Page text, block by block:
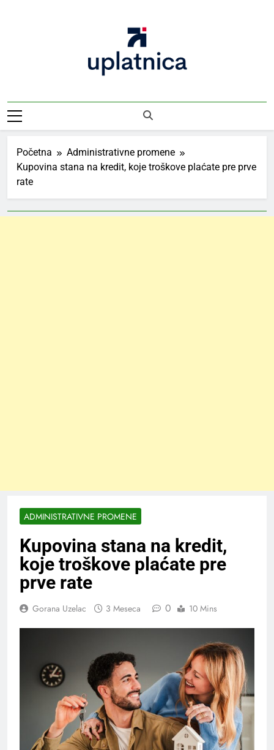
Uplatnica
Početna
Administrativne promene
Kupovina stana na kredit, koje troškove plaćate pre prve
rate
ADMINISTRATIVNE PROMENE
Kupovina stana na kredit,
koje troškove plaćate pre
prve rate
Gorana Uzelac 3 Meseca 0 10 Mins